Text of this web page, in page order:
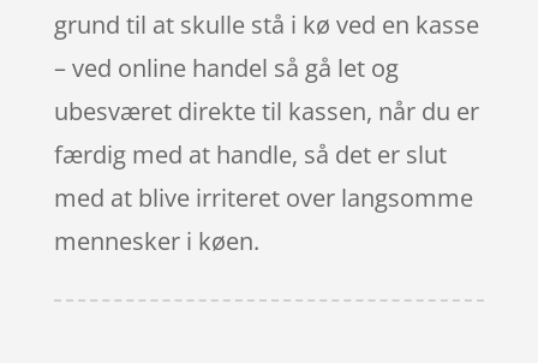
grund til at skulle stå i kø ved en kasse
– ved online handel så gå let og
ubesværet direkte til kassen, når du er
færdig med at handle, så det er slut
med at blive irriteret over langsomme
mennesker i køen.